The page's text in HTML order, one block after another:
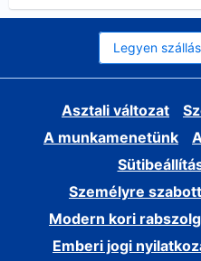
Legyen
Asztali változat
A munkamenetünk
Személyre
Modern kori
Emberi jogi